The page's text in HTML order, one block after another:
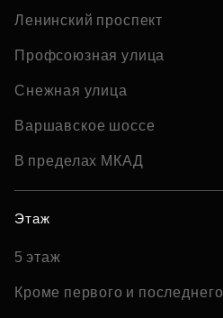
Ленинский проспект
Профсоюзная улица
Снежная улица
Варшавское шоссе
В пределах МКАД
Этаж
5 этаж
Кроме первого и последнего